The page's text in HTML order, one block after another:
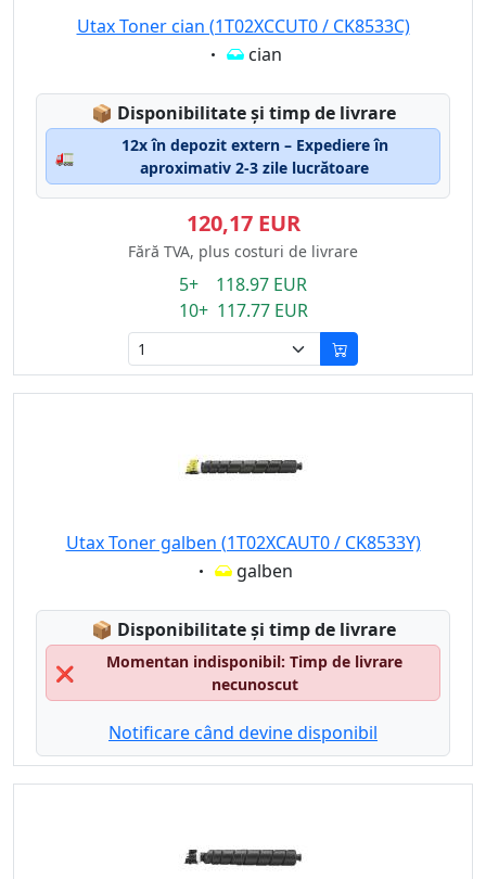
Utax Toner cian (1T02XCCUT0 / CK8533C)
Eigenschaft:
cian
📦 Lagerstatus:
Disponibilitate și timp de livrare
🚛
12x în depozit extern – Expediere în
aproximativ 2-3 zile lucrătoare
120,17 EUR
Fără TVA, plus costuri de livrare
5+ 118.97 EUR
10+ 117.77 EUR
Utax Toner galben (1T02XCAUT0 / CK8533Y)
Eigenschaft:
galben
📦 Lagerstatus:
Disponibilitate și timp de livrare
❌
Momentan indisponibil: Timp de livrare
necunoscut
Notificare când devine disponibil